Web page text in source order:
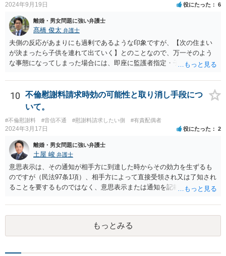
るので、請求を拡張するか、現状の請求額が認容されやすいように今
後の攻防で主張立証していくことになるでしょう。方針について、担
当弁護士とよく相談してみるとよいと思います。
2024年9月19日 役にたった 6
離婚・男女問題に強い弁護士
髙橋 俊太 弁護士
夫側の反応があまりにも過剰であるような印象ですが、【次の住まい
が決まったら子供を連れて出ていく】とのことなので、万一そのよう
な事態になってしまった場合には、即座に監護者指定・子の引渡しの
でしょう。 親権者や監護者の指定が争いになる場合、現在の実務では
「主たる監護者が父母いずれか」という基準で判断されます。具体的
には、子が生まれてから現在に至るまで、産休・育休取得の有無、子
に関する具体的（中心的）監護実績をもとにして、他方配偶者と比較
して、自分が主として子を監護してきた者であるかどうかが重要にな
ります。【子供の監護は平日休日含めて8割私です。】ということでは
あるのですが、上記のとおり、様々な具体的な事情を踏まえて検討す
る必要があるので、最寄りの弁護士などに個別に相談することをお勧
めいたします。
10
不倫慰謝料請求時効の可能性と取り消し手段につ
いて。
#不倫慰謝料 #音信不通 #慰謝料請求したい側 #有責配偶者
2024年3月17日 役にたった 2
離婚・男女問題に強い弁護士
土屋 峻 弁護士
意思表示は、その通知が相手方に到達した時からその効力を生ずるも
のですが（民法97条1項）、相手方によって直接受領され又は了知され
ることを要するものではなく、意思表示または通知を記載した書面
られます（最判昭和43年12月17日）。したがって、相手方の支配圏内
に入っていれば（郵便受けに投函するなど。実際には配達証明などを
つけたほうがよいでしょう。）、時効の完成猶予の効果を享受できる
と考えます。 その結果、催告の時効完成猶予期間の6か月の間に訴訟
もっとみる